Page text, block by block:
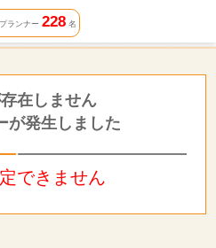
ランナー 228名
在しません
が発生しました
できません